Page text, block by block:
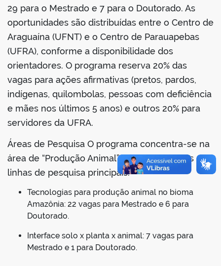
portal
29 para o Mestrado e 7 para o Doutorado. As
oportunidades são distribuídas entre o Centro de
Araguaína (UFNT) e o Centro de Parauapebas
(UFRA), conforme a disponibilidade dos
orientadores. O programa reserva 20% das
vagas para ações afirmativas (pretos, pardos,
indígenas, quilombolas, pessoas com deficiência
e mães nos últimos 5 anos) e outros 20% para
servidores da UFRA.
Áreas de Pesquisa O programa concentra-se na
área de “Produção Animal”, dividida em duas
linhas de pesquisa principais:
Tecnologias para produção animal no bioma
Amazônia: 22 vagas para Mestrado e 6 para
Doutorado.
Interface solo x planta x animal: 7 vagas para
Mestrado e 1 para Doutorado.